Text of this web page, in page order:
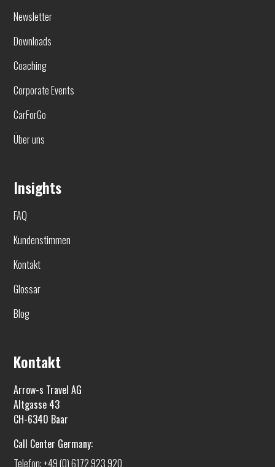
Newsletter
Downloads
Coaching
Corporate Events
CarForGo
Über uns
Insights
FAQ
Kundenstimmen
Kontakt
Glossar
Blog
Kontakt
Arrow-s Travel AG
Altgasse 43
CH-6340 Baar
Call Center Germany:
Telefon: +49 (0) 6172 923 920